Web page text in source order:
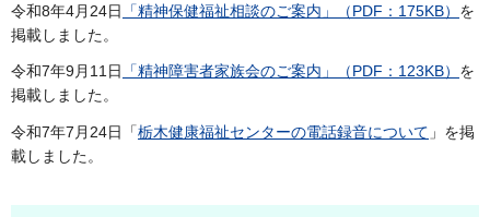
令和8年4月24日 「精神保健福祉相談のご案内」（PDF：175KB） を
掲載しました。
令和7年9月11日 「精神障害者家族会のご案内」（PDF：123KB） を
掲載しました。
令和7年7月24日「栃木健康福祉センターの電話録音について 」を掲
載しました。